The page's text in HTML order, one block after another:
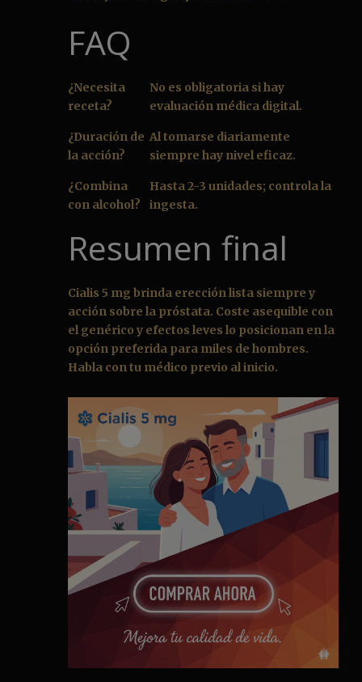
FAQ
¿Necesita
receta?
No es obligatoria si hay
evaluación médica digital.
¿Duración de
la acción?
Al tomarse diariamente
siempre hay nivel eficaz.
¿Combina
con alcohol?
Hasta 2-3 unidades; controla la
ingesta.
Resumen final
Cialis 5 mg brinda erección lista siempre y
acción sobre la próstata. Coste asequible con
el genérico y efectos leves lo posicionan en la
opción preferida para miles de hombres.
Habla con tu médico previo al inicio.